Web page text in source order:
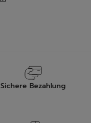
Sichere Bezahlung